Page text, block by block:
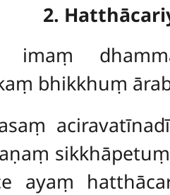
2.
bhikkhuṃ
ayaṃ